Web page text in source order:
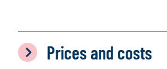
Prices and costs